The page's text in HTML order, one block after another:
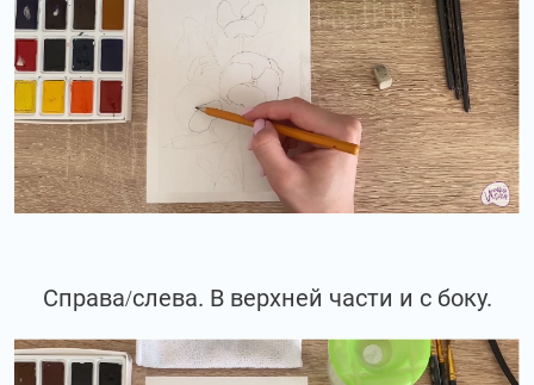
Справа/слева. В верхней части и с боку.